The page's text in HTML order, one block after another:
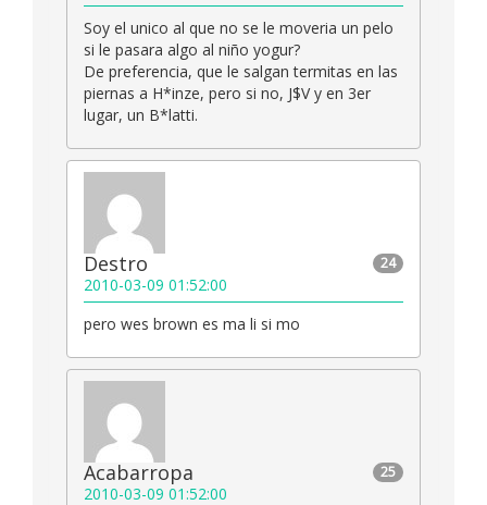
Soy el unico al que no se le moveria un pelo
si le pasara algo al niño yogur?
De preferencia, que le salgan termitas en las
piernas a H*inze, pero si no, J$V y en 3er
lugar, un B*latti.
24
Destro
2010-03-09 01:52:00
pero wes brown es ma li si mo
25
Acabarropa
2010-03-09 01:52:00